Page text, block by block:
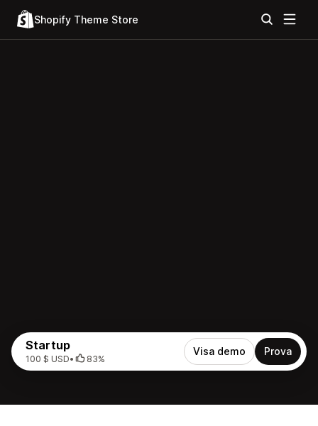
Shopify Theme Store
Startup
100 $ USD• 83%
Visa demo Prova